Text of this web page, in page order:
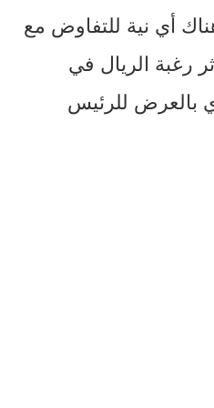
أي نية للتفاوض مع
رغبة الريال في
بالعرض للرئيس